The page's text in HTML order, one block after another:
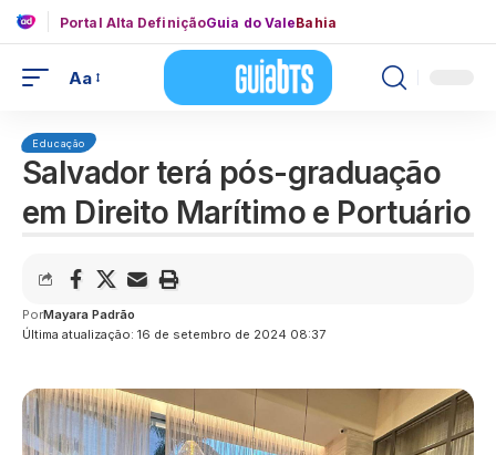
Portal Alta DefiniçãoGuia do ValeBahia
Aa
Educação
Salvador terá pós-graduação
em Direito Marítimo e Portuário
Última atualização: 16 de setembro de 2024 08:37
PorMayara Padrão